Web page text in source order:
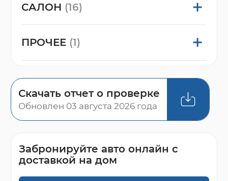
САЛОН (16)
ПРОЧЕЕ (1)
Скачать отчет о проверке
Обновлен 03 августа 2026 года
Забронируйте авто онлайн с
доставкой на дом